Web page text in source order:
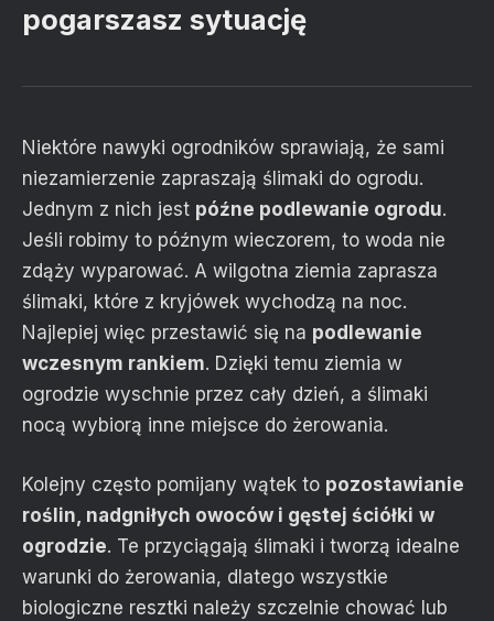
pogarszasz sytuację
Niektóre nawyki ogrodników sprawiają, że sami
niezamierzenie zapraszają ślimaki do ogrodu.
Jednym z nich jest późne podlewanie ogrodu.
Jeśli robimy to późnym wieczorem, to woda nie
zdąży wyparować. A wilgotna ziemia zaprasza
ślimaki, które z kryjówek wychodzą na noc.
Najlepiej więc przestawić się na podlewanie
wczesnym rankiem. Dzięki temu ziemia w
ogrodzie wyschnie przez cały dzień, a ślimaki
nocą wybiorą inne miejsce do żerowania.
Kolejny często pomijany wątek to pozostawianie
roślin, nadgniłych owoców i gęstej ściółki w
ogrodzie. Te przyciągają ślimaki i tworzą idealne
warunki do żerowania, dlatego wszystkie
biologiczne resztki należy szczelnie chować lub